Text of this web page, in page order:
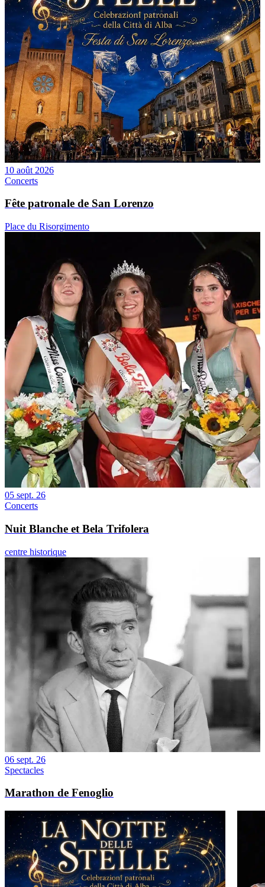
10 août 2026
Concerts
Fête patronale de San Lorenzo
Place du Risorgimento
05 sept. 26
Concerts
Nuit Blanche et Bela Trifolera
centre historique
06 sept. 26
Spectacles
Marathon de Fenoglio